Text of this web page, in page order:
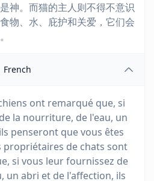
神。而猫的主人则不得不意识
物、水、庇护和关爱，它们会
French
ont remarqué que, si
la nourriture, de l'eau, un
penseront que vous êtes
propriétaires de chats sont
si vous leur fournissez de
un abri et de l'affection, ils